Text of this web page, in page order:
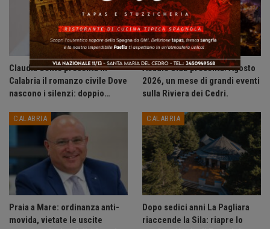
Claudia Conte presenta in
Calabria il romanzo civile Dove
nascono i silenzi: doppio…
Acadie Club presenta: Agosto
2026, un mese di grandi eventi
sulla Riviera dei Cedri.
CALABRIA
Praia a Mare: ordinanza anti-
movida, vietate le uscite
CALABRIA
Dopo sedici anni La Pagliara
riaccende la Sila: riapre lo